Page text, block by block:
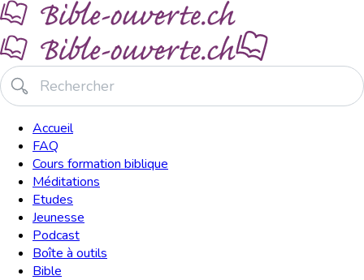
Accueil
FAQ
Cours formation biblique
Méditations
Etudes
Jeunesse
Podcast
Boîte à outils
Bible